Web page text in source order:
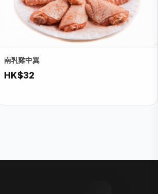
南乳雞中翼
HK$32